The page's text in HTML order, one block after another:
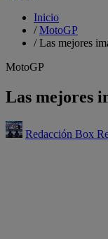
Inicio
/MotoGP
/Las mejores
MotoGP
Las mejores
Redacción Box